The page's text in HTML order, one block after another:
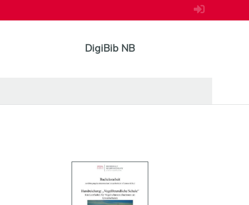
DigiBib NB